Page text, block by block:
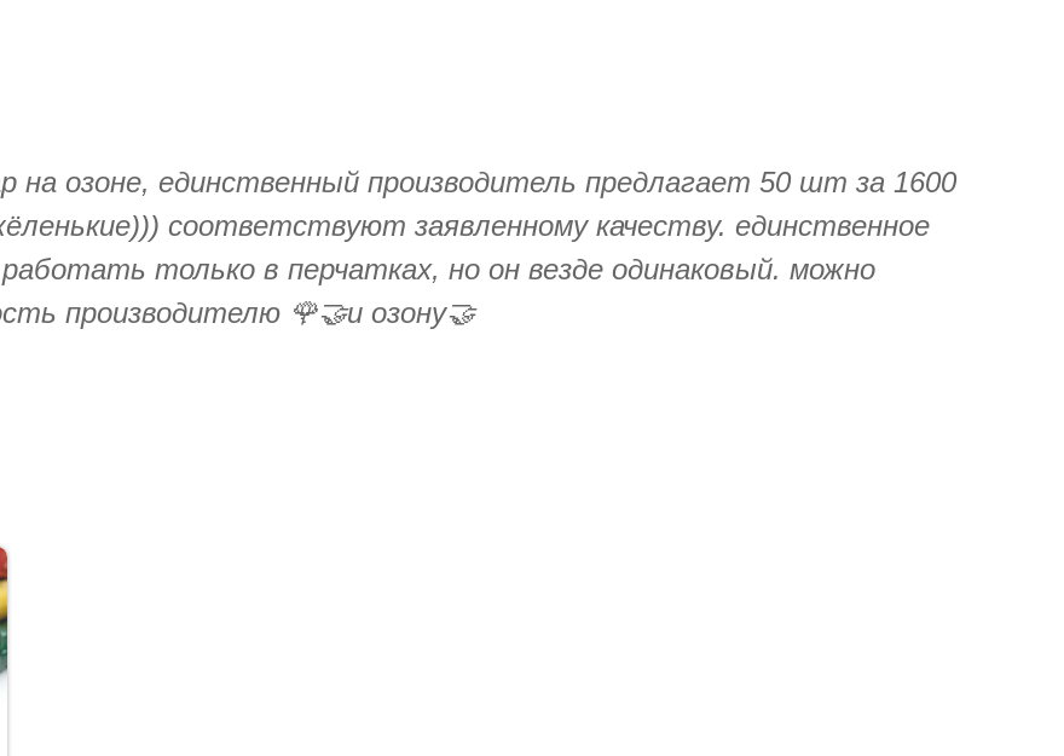
на озоне, единственный производитель предлагает 50 шт за 1600
соответствуют заявленному качеству. единственное
только в перчатках, но он везде одинаковый. можно
производителю 🌹🤝и озону🤝